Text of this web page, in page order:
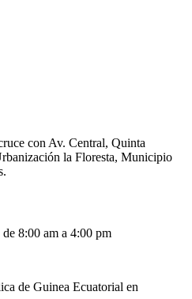
con Av. Central, Quinta
la Floresta, Municipio
8:00 am a 4:00 pm
de Guinea Ecuatorial en